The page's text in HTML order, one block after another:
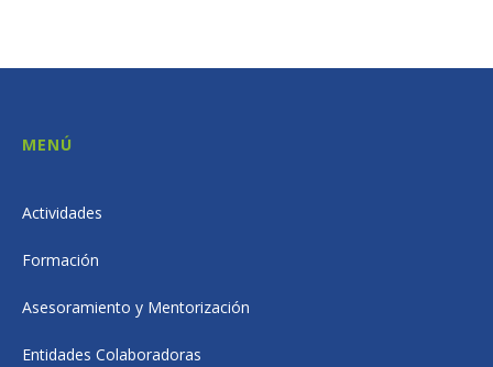
MENÚ
Actividades
Formación
Asesoramiento y Mentorización
Entidades Colaboradoras